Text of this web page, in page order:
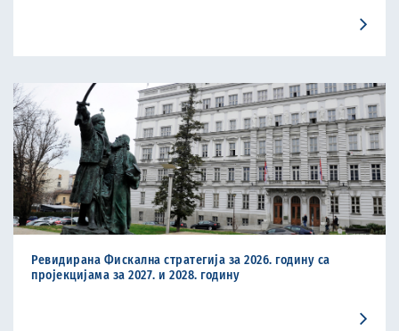
Ревидирана Фискална стратегија за 2026. годину са
пројекцијама за 2027. и 2028. годину